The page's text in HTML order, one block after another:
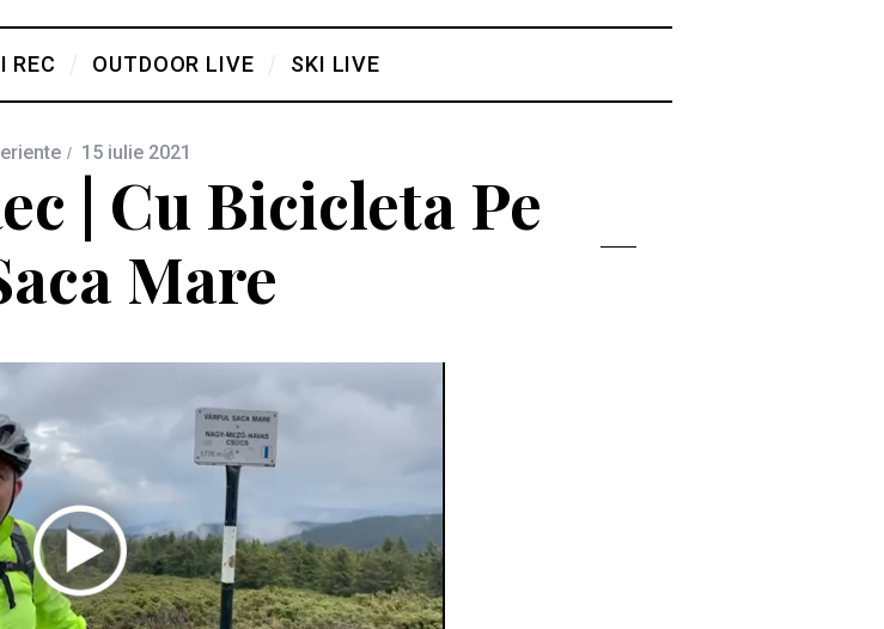
REC OUTDOOR LIVE SKI LIVE
15 iulie 2021
| Cu Bicicleta Pe
Mare